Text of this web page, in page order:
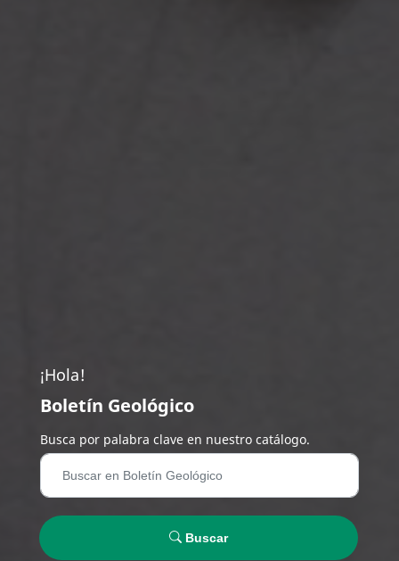
¡Hola!
Boletín Geológico
Busca por palabra clave en nuestro catálogo.
Buscar